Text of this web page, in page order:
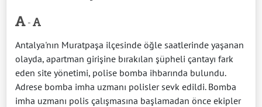
-
Antalya'nın Muratpaşa ilçesinde öğle saatlerinde yaşanan
olayda, apartman girişine bırakılan şüpheli çantayı fark
eden site yönetimi, polise bomba ihbarında bulundu.
Adrese bomba imha uzmanı polisler sevk edildi. Bomba
imha uzmanı polis çalışmasına başlamadan önce ekipler